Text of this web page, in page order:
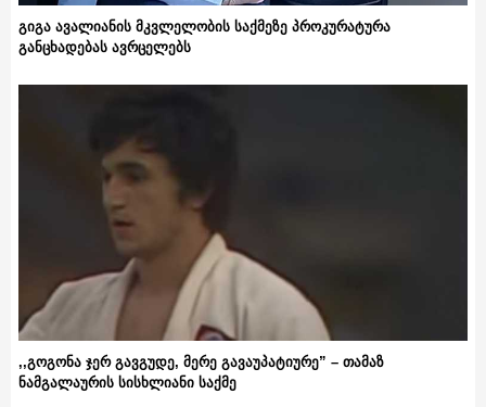
გიგა ავალიანის მკვლელობის საქმეზე პროკურატურა
განცხადებას ავრცელებს
,,გოგონა ჯერ გავგუდე, მერე გავაუპატიურე” – თამაზ
ნამგალაურის სისხლიანი საქმე